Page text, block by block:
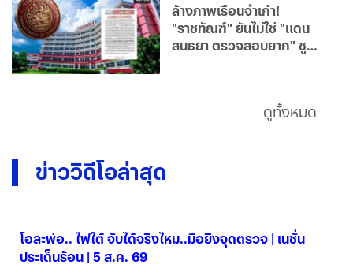
ล้างภาพเรือนจำเก่า!
"ราชทัณฑ์" ยันไม่ใช่ "แดน
สนธยา ตรวจสอบยาก" ชู
ดูทั้งหมด
ข่าววิดีโอล่าสุด
โอละพ่อ.. ไฟใต้ จับได้จริงไหม..มือยิงจุดตรวจ | เนชั่น
ประเด็นร้อน | 5 ส.ค. 69